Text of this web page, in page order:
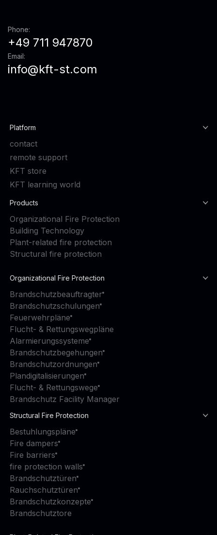
Phone:
+49 711 947870
Email:
info@kft-st.com
Platform
contact
remote support
KFT store
KFT learning world
Products
Organizational Fire Protection
Building Technology
Plant-related fire protection
Structural fire protection
Organizational Fire Protection
Brandschutzbeauftragter
Brandschutzschulungen
Feuerwehrpläne
Flucht- & Rettungswegpläne
Alarmierungssysteme
Brandschutzbegehungen
Brandschutzordnungen
Plandigitalisierungen
Flucht- & Rettungswege
Brandschutz Facility Manager
Structural Fire Protection
Bestuhlungspläne
Fire dampers
Fire barriers
fire protection walls
Brandschutztüren
Rauchschutztüren
Brandschutzkonzepte
Brandschutztore